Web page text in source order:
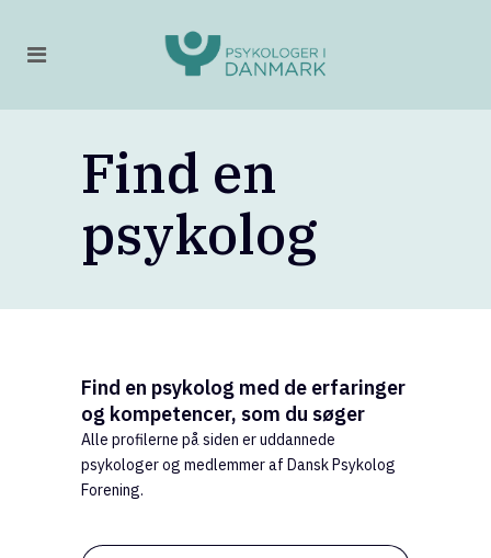
Find en
psykolog
Find en psykolog med de erfaringer
og kompetencer, som du søger
Alle profilerne på siden er uddannede
psykologer og medlemmer af Dansk Psykolog
Forening.